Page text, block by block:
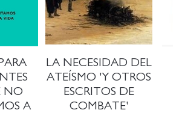
NO
A
LA NECESIDAD DEL
ATEÍSMO 'Y OTROS
ESCRITOS DE
COMBATE'